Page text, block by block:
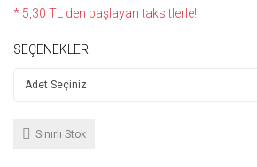
* 5,30 TL den başlayan taksitlerle!
SEÇENEKLER
Sınırlı Stok